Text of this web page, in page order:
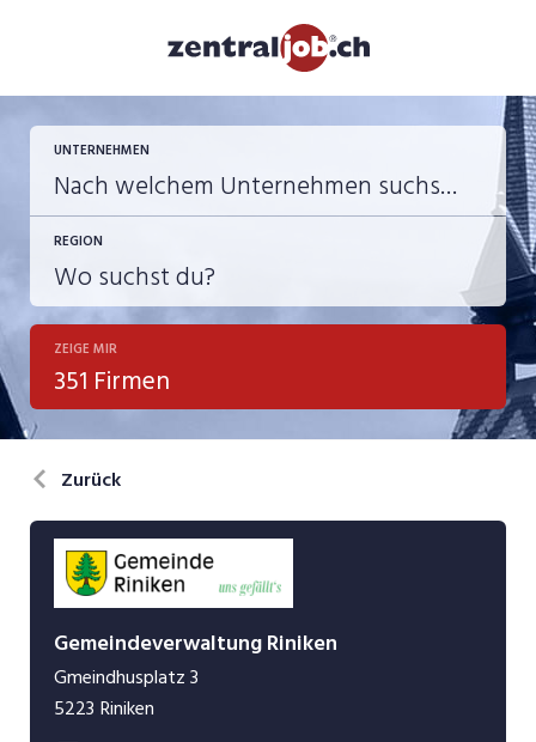
UNTERNEHMEN
REGION
ZEIGE MIR
351 Firmen
Zurück
Gemeindeverwaltung Riniken
Gmeindhusplatz 3
5223 Riniken